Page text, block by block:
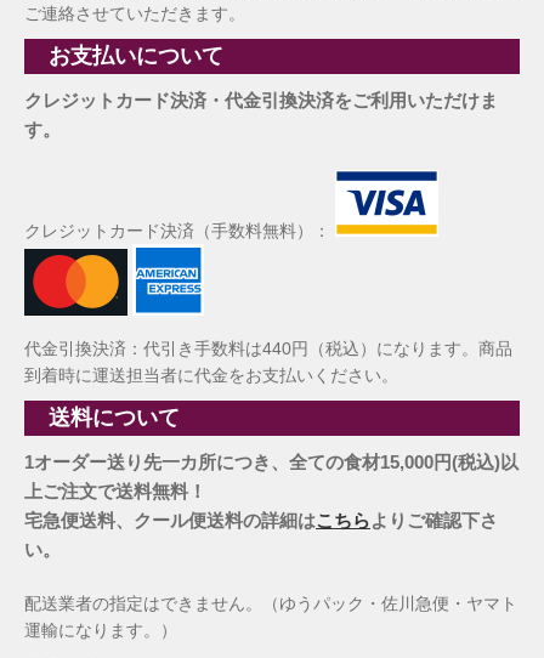
ご連絡させていただきます。
お支払いについて
クレジットカード決済・代金引換決済をご利用いただけま
す。
クレジットカード決済（手数料無料）：
代金引換決済：代引き手数料は440円（税込）になります。商品
到着時に運送担当者に代金をお支払いください。
送料について
1オーダー送り先一カ所につき、全ての食材15,000円(税込)以
上ご注文で送料無料！
宅急便送料、クール便送料の詳細はこちらよりご確認下さ
い。
配送業者の指定はできません。（ゆうパック・佐川急便・ヤマト
運輸になります。）